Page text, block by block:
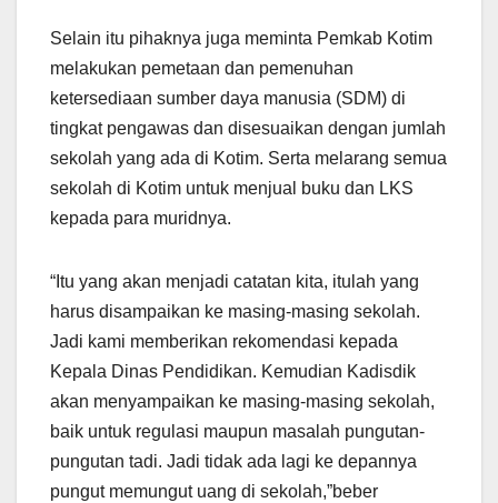
Selain itu pihaknya juga meminta Pemkab Kotim
melakukan pemetaan dan pemenuhan
ketersediaan sumber daya manusia (SDM) di
tingkat pengawas dan disesuaikan dengan jumlah
sekolah yang ada di Kotim. Serta melarang semua
sekolah di Kotim untuk menjual buku dan LKS
kepada para muridnya.
“Itu yang akan menjadi catatan kita, itulah yang
harus disampaikan ke masing-masing sekolah.
Jadi kami memberikan rekomendasi kepada
Kepala Dinas Pendidikan. Kemudian Kadisdik
akan menyampaikan ke masing-masing sekolah,
baik untuk regulasi maupun masalah pungutan-
pungutan tadi. Jadi tidak ada lagi ke depannya
pungut memungut uang di sekolah,”beber